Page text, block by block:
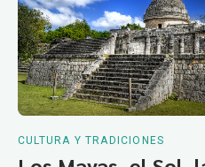
CULTURA Y TRADICIONES